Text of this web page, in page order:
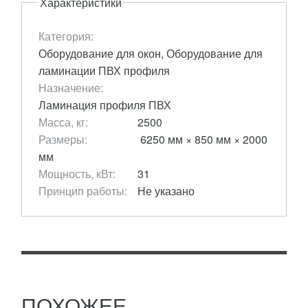
Категория:
Оборудование для окон, Оборудование для
ламинации ПВХ профиля
Назначение:
Ламинация профиля ПВХ
Масса, кг:
2500
Размеры:
6250 мм × 850 мм × 2000
мм
Мощность, кВт:
31
Принцип работы:
Не указано
VERMAK VP 350 МАШИНА ДЛЯ
ЛАМИНАЦИИ С ТЕРМОКЛЕЕМ ХОТМЭЛТ
(PUR)
6 201 975RUB
основой (PUR) на...